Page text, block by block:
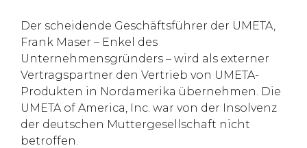
Der scheidende Geschäftsführer der UMETA,
Frank Maser – Enkel des
Unternehmensgründers – wird als externer
Vertragspartner den Vertrieb von UMETA-
Produkten in Nordamerika übernehmen. Die
UMETA of America, Inc. war von der Insolvenz
der deutschen Muttergesellschaft nicht
betroffen.